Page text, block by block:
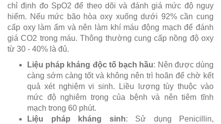
chỉ định đo SpO2 để theo dõi và đánh giá mức độ nguy
hiểm. Nếu mức bão hòa oxy xuống dưới 92% cần cung
cấp oxy làm ẩm và nên làm khí máu động mạch để đánh
giá CO2 trong máu. Thông thường cung cấp nồng độ oxy
từ 30 - 40% là đủ.
Liệu pháp kháng độc tố bạch hầu: Nên được dùng
càng sớm càng tốt và không nên trì hoãn để chờ kết
quả xét nghiệm vi sinh. Liều lượng tùy thuộc vào
mức độ nghiêm trọng của bệnh và nên tiêm tĩnh
mạch trong 60 phút.
Liệu pháp kháng sinh: Sử dụng Penicillin,